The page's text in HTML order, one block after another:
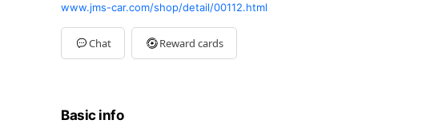
Sun10:00 - 18:30
Mon10:00 - 18:30
TueClosed
Wed10:00 - 18:30
作業受付終了は、18:00となります。
www.jms-car.com/shop/detail/00112.html
Chat Reward cards
Basic info